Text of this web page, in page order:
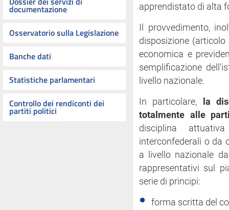
documentazione
Osservatorio sulla Legislazione
Banche dati
Statistiche parlamentari
Controllo dei rendiconti dei
partiti politici
apprendistato di alta
Il provvedimento,
disposizione
economica e
semplificazione
livello nazionale.
In particolare,
la
totalmente alle
disciplina
interconfederali o da
a livello nazionale
rappresentativi sul
serie di principi:
forma scritta del